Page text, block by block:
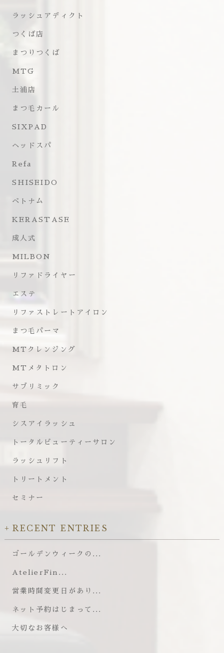
ラッシュアディクト
つくば店
まつりつくば
MTG
土浦店
まつ毛カール
SIXPAD
ヘッドスパ
Refa
SHISEIDO
ベトナム
KERASTASE
成人式
MILBON
リファドライヤー
エステ
リファストレートアイロン
まつ毛パーマ
MTクレンジング
MTメタトロン
サブリミック
育毛
シスアイラッシュ
トータルビューティーサロン
ラッシュリフト
トリートメント
セミナー
RECENT ENTRIES
ゴールデンウィークの...
AtelierFin...
営業時間変更日があり...
ネット予約はじまって...
大切なお客様へ